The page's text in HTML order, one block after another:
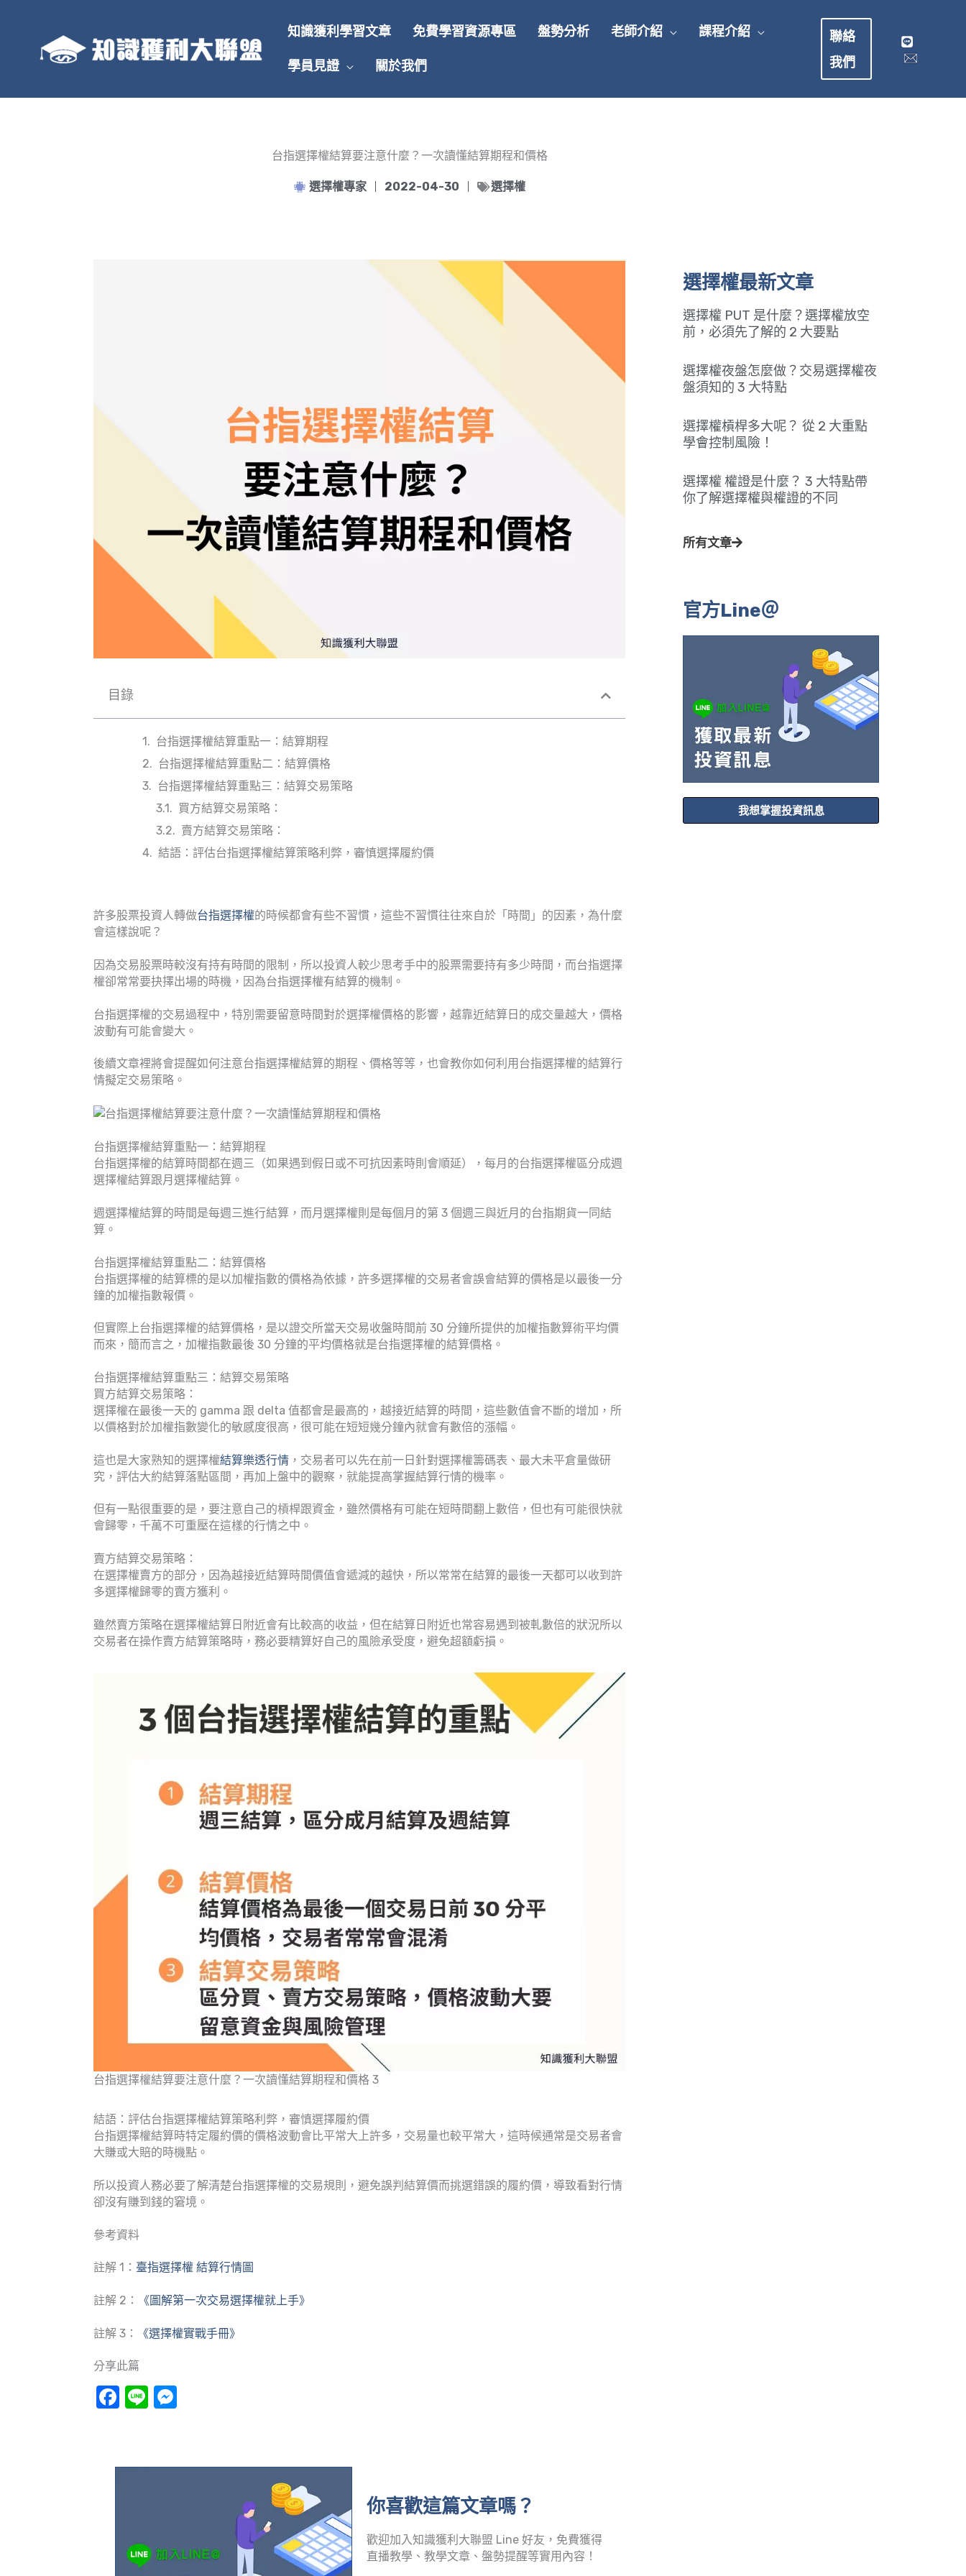
知識獲利學習文章 免費學習資源專區 盤勢分析 老師介紹 課程介紹
學員見證 關於我們
聯絡
我們
台指選擇權結算要注意什麼？一次讀懂結算期程和價格
選擇權專家 2022-04-30 選擇權
目錄
台指選擇權結算重點一：結算期程
台指選擇權結算重點二：結算價格
台指選擇權結算重點三：結算交易策略
買方結算交易策略：
賣方結算交易策略：
結語：評估台指選擇權結算策略利弊，審慎選擇履約價
許多股票投資人轉做台指選擇權的時候都會有些不習慣，這些不習慣往往來自於「時間」的因素，為什麼
會這樣說呢？
因為交易股票時較沒有持有時間的限制，所以投資人較少思考手中的股票需要持有多少時間，而台指選擇
權卻常常要抉擇出場的時機，因為台指選擇權有結算的機制。
台指選擇權的交易過程中，特別需要留意時間對於選擇權價格的影響，越靠近結算日的成交量越大，價格
波動有可能會變大。
後續文章裡將會提醒如何注意台指選擇權結算的期程、價格等等，也會教你如何利用台指選擇權的結算行
情擬定交易策略。
台指選擇權結算重點一：結算期程
台指選擇權的結算時間都在週三（如果遇到假日或不可抗因素時則會順延），每月的台指選擇權區分成週
選擇權結算跟月選擇權結算。
週選擇權結算的時間是每週三進行結算，而月選擇權則是每個月的第 3 個週三與近月的台指期貨一同結
算。
台指選擇權結算重點二：結算價格
台指選擇權的結算標的是以加權指數的價格為依據，許多選擇權的交易者會誤會結算的價格是以最後一分
鐘的加權指數報價。
但實際上台指選擇權的結算價格，是以證交所當天交易收盤時間前 30 分鐘所提供的加權指數算術平均價
而來，簡而言之，加權指數最後 30 分鐘的平均價格就是台指選擇權的結算價格。
台指選擇權結算重點三：結算交易策略
買方結算交易策略：
選擇權在最後一天的 gamma 跟 delta 值都會是最高的，越接近結算的時間，這些數值會不斷的增加，所
以價格對於加權指數變化的敏感度很高，很可能在短短幾分鐘內就會有數倍的漲幅。
這也是大家熟知的選擇權結算樂透行情 ，交易者可以先在前一日針對選擇權籌碼表、最大未平倉量做研
究，評估大約結算落點區間，再加上盤中的觀察，就能提高掌握結算行情的機率。
但有一點很重要的是，要注意自己的槓桿跟資金，雖然價格有可能在短時間翻上數倍，但也有可能很快就
會歸零，千萬不可重壓在這樣的行情之中。
賣方結算交易策略：
在選擇權賣方的部分，因為越接近結算時間價值會遞減的越快，所以常常在結算的最後一天都可以收到許
多選擇權歸零的賣方獲利。
雖然賣方策略在選擇權結算日附近會有比較高的收益，但在結算日附近也常容易遇到被軋數倍的狀況所以
交易者在操作賣方結算策略時，務必要精算好自己的風險承受度，避免超額虧損。
台指選擇權結算要注意什麼？一次讀懂結算期程和價格 3
結語：評估台指選擇權結算策略利弊，審慎選擇履約價
台指選擇權結算時特定履約價的價格波動會比平常大上許多，交易量也較平常大，這時候通常是交易者會
大賺或大賠的時機點。
所以投資人務必要了解清楚台指選擇權的交易規則，避免誤判結算價而挑選錯誤的履約價，導致看對行情
卻沒有賺到錢的窘境。
參考資料
註解 1： 臺指選擇權 結算行情圖
註解 2： 《圖解第一次交易選擇權就上手》
註解 3： 《選擇權實戰手冊》
分享此篇
Facebook
Line
你喜歡這篇文章嗎？
歡迎加入知識獲利大聯盟 Line 好友，免費獲得
直播教學、教學文章、盤勢提醒等實用內容！
選擇權最新文章
選擇權 PUT 是什麼？選擇權放空
前，必須先了解的 2 大要點
選擇權夜盤怎麼做？交易選擇權夜
盤須知的 3 大特點
選擇權槓桿多大呢？ 從 2 大重點
學會控制風險！
選擇權 權證是什麼？ 3 大特點帶
你了解選擇權與權證的不同
所有文章
官方Line＠
我想掌握投資訊息